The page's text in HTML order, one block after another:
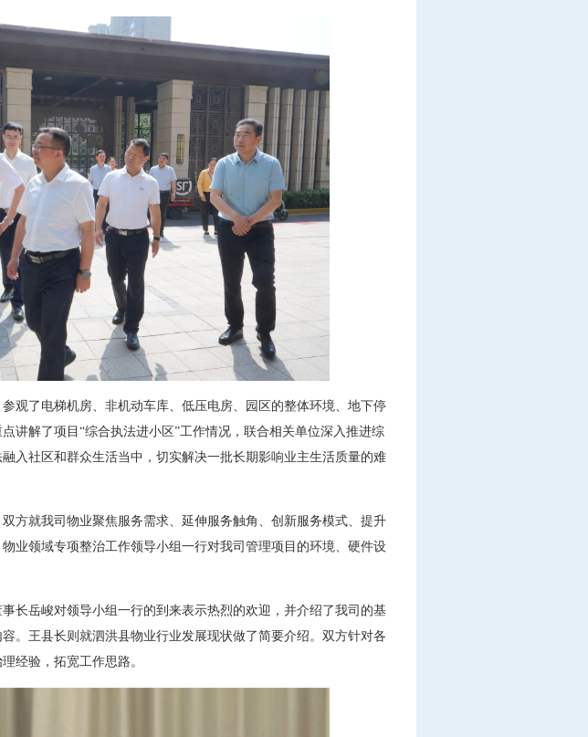
观了电梯机房、非机动车库、低压电房、园区的整体环境、地下停
讲解了项目“综合执法进小区”工作情况，联合相关单位深入推进综
入社区和群众生活当中，切实解决一批长期影响业主生活质量的难
方就我司物业聚焦服务需求、延伸服务触角、创新服务模式、提升
业领域专项整治工作领导小组一行对我司管理项目的环境、硬件设
长岳峻对领导小组一行的到来表示热烈的欢迎，并介绍了我司的基
。王县长则就泗洪县物业行业发展现状做了简要介绍。双方针对各
经验，拓宽工作思路。